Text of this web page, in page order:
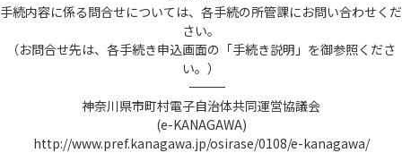
手続内容に係る問合せについては、各手続の所管課にお問い合わせくだ
さい。
（お問合せ先は、各手続き申込画面の「手続き説明」を御参照くださ
い。）
――――――――――――――――――――――――――――――――――――――――――――――――――
神奈川県市町村電子自治体共同運営協議会
(e-KANAGAWA)
http://www.pref.kanagawa.jp/osirase/0108/e-kanagawa/